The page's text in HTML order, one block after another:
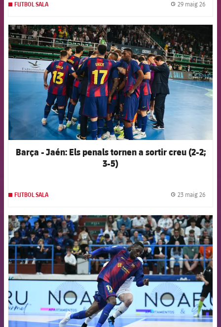
FUTBOL SALA 29 maig 26
FCB Barcelona badge
Barça - Jaén: Els penals tornen a sortir creu (2-2;
3-5)
FUTBOL SALA 23 maig 26
FCB Barcelona badge